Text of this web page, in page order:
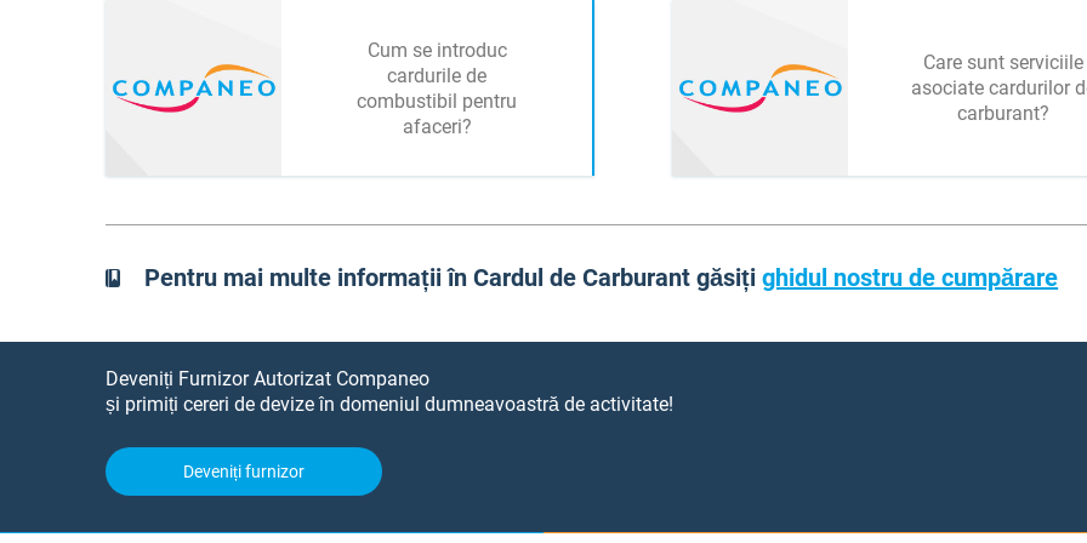
Cum se introduc
cardurile de
combustibil pentru
afaceri?
Care sunt serviciile
asociate cardurilor
carburant?
Pentru mai multe informații în Cardul de Carburant găsițighidul nostru de cumpărare
Deveniți Furnizor Autorizat Companeo
și primiți cereri de devize în domeniul dumneavoastră de activitate!
Deveniți furnizor